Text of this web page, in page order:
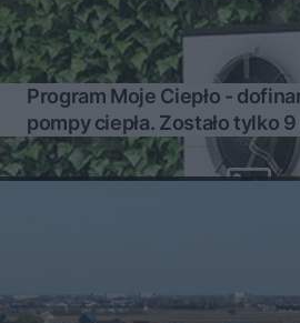
Program Moje Ciepło -
pompy ciepła. Zostało tylko